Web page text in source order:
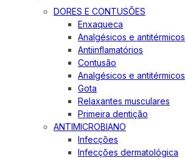
DORES E CONTUSÕES
Enxaqueca
Analgésicos e antitérmicos
Antiinflamatórios
Contusão
Analgésicos e antitérmicos
Gota
Relaxantes musculares
Primeira dentição
ANTIMICROBIANO
Infecções
Infecções dermatológica